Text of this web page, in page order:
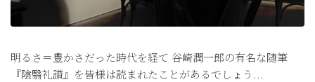
明るさ＝豊かさだった時代を経て 谷崎潤一郎の有名な随筆
『陰翳礼讃』を皆様は読まれたことがあるでしょう...